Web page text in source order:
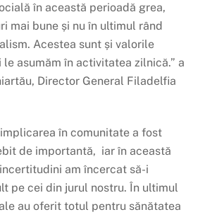
în această perioadă grea,
mai bune și nu în ultimul rând
Acestea sunt și valorile
le asumăm în activitatea zilnică.” a
Director General Filadelfia
implicarea în comunitate a fost
de importantă, iar în această
am încercat să-i
pe cei din jurul nostru. În ultimul
au oferit totul pentru sănătatea